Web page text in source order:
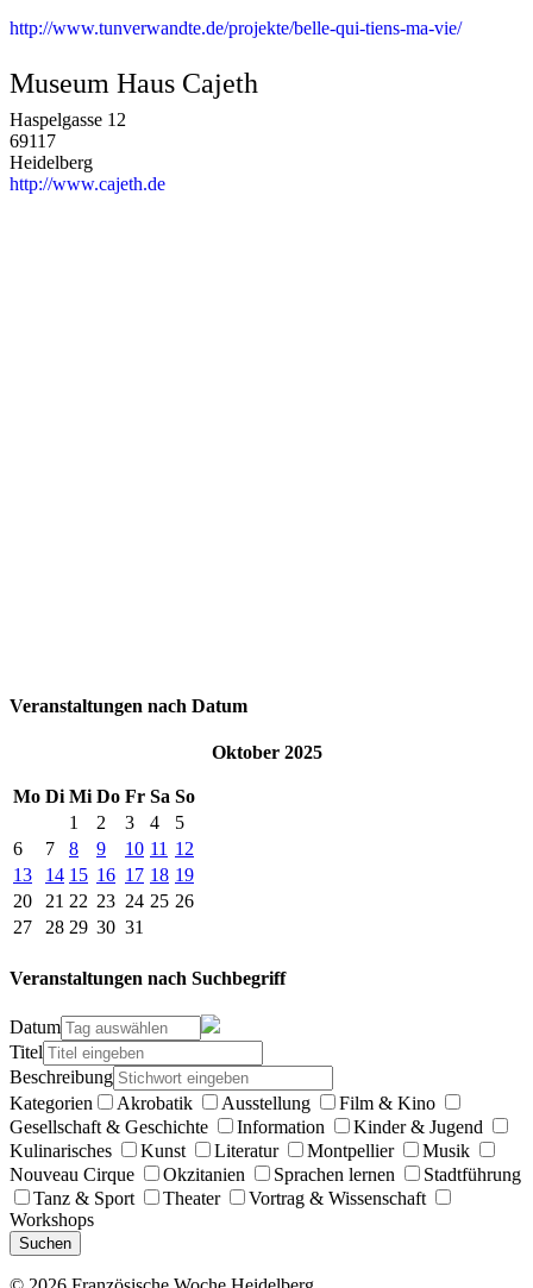
http://www.tunverwandte.de/projekte/belle-qui-tiens-ma-vie/
Museum Haus Cajeth
Haspelgasse 12
69117
Heidelberg
http://www.cajeth.de
Veranstaltungen nach Datum
Oktober 2025
Mo Di Mi Do Fr Sa So
1
2 3 4
5
6
7 8 9 10 11 12
13
14 15 16 17 18 19
20
21 22 23 24 25 26
27
28 29 30 31
Veranstaltungen nach Suchbegriff
Datum
Titel
Beschreibung
Kategorien
Akrobatik Ausstellung
Film & Kino
Gesellschaft & Geschichte
Information
Kinder & Jugend
Kulinarisches
Kunst Literatur Montpellier
Musik
Nouveau Cirque
Okzitanien Sprachen lernen
Stadtführung
Tanz & Sport
Theater
Vortrag & Wissenschaft
Workshops
Suchen